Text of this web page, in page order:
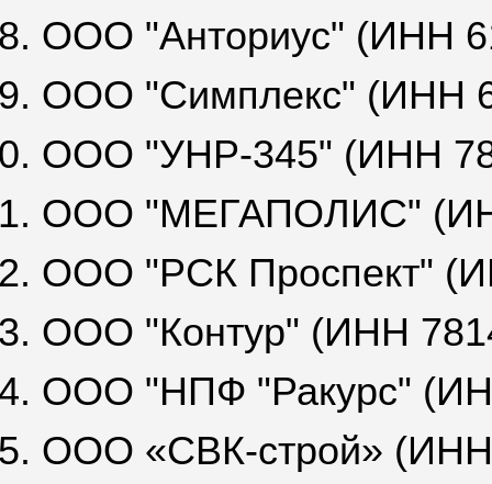
ООО "Анториус" (ИНН
ООО "Симплекс" (ИНН
ООО "УНР-345" (ИНН
ООО "МЕГАПОЛИС"
ООО "РСК Проспект"
ООО "Контур" (ИНН
ООО "НПФ "Ракурс"
ООО «СВК-строй» (ИНН